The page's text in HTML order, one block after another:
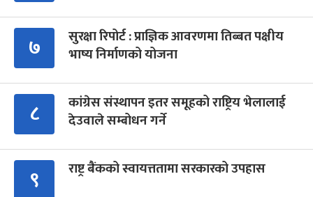
७
सुरक्षा रिपोर्ट : प्राज्ञिक आवरणमा तिब्बत पक्षीय
भाष्य निर्माणको योजना
८
कांग्रेस संस्थापन इतर समूहको राष्ट्रिय भेलालाई
देउवाले सम्बोधन गर्ने
९ राष्ट्र बैंकको स्वायत्ततामा सरकारको उपहास